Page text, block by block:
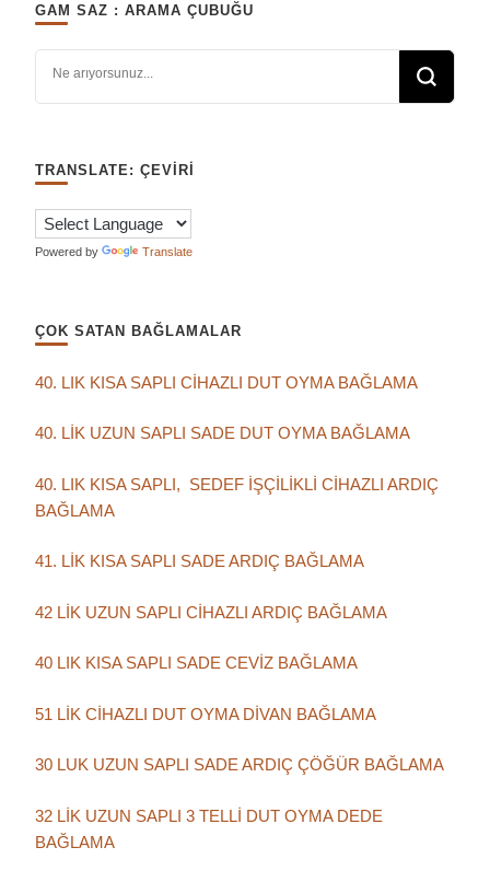
GAM SAZ : ARAMA ÇUBUĞU
TRANSLATE: ÇEVIRI
Powered by Translate
ÇOK SATAN BAĞLAMALAR
40. LIK KISA SAPLI CİHAZLI DUT OYMA BAĞLAMA
40. LİK UZUN SAPLI SADE DUT OYMA BAĞLAMA
40. LIK KISA SAPLI, SEDEF İŞÇİLİKLİ CİHAZLI ARDIÇ
BAĞLAMA
41. LİK KISA SAPLI SADE ARDIÇ BAĞLAMA
42 LİK UZUN SAPLI CİHAZLI ARDIÇ BAĞLAMA
40 LIK KISA SAPLI SADE CEVİZ BAĞLAMA
51 LİK CİHAZLI DUT OYMA DİVAN BAĞLAMA
30 LUK UZUN SAPLI SADE ARDIÇ ÇÖĞÜR BAĞLAMA
32 LİK UZUN SAPLI 3 TELLİ DUT OYMA DEDE
BAĞLAMA